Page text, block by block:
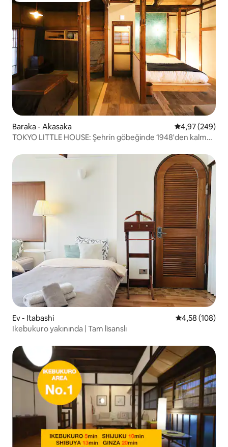
Baraka - Akasaka 5 üzerinden
4,97 (249)
TOKYO LITTLE HOUSE: Şehrin göbeğinde 1948'den kalma
Ev - Itabashi 5 üzerinden
4,58 (108)
Ikebukuro yakınında | Tam lisanslı